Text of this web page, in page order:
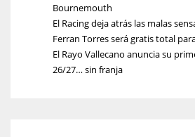
Bournemouth
El Racing deja atrás las malas
Ferran Torres será gratis total
El Rayo Vallecano anuncia su
26/27… sin franja